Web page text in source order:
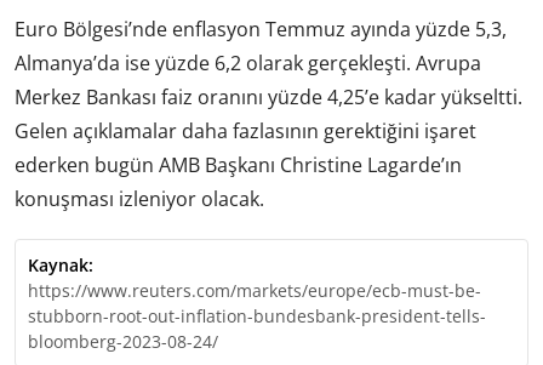
Euro Bölgesi’nde enflasyon Temmuz ayında yüzde 5,3,
Almanya’da ise yüzde 6,2 olarak gerçekleşti. Avrupa
Merkez Bankası faiz oranını yüzde 4,25’e kadar yükseltti.
Gelen açıklamalar daha fazlasının gerektiğini işaret
ederken bugün AMB Başkanı Christine Lagarde’ın
konuşması izleniyor olacak.
Kaynak:
https://www.reuters.com/markets/europe/ecb-must-be-
stubborn-root-out-inflation-bundesbank-president-tells-
bloomberg-2023-08-24/